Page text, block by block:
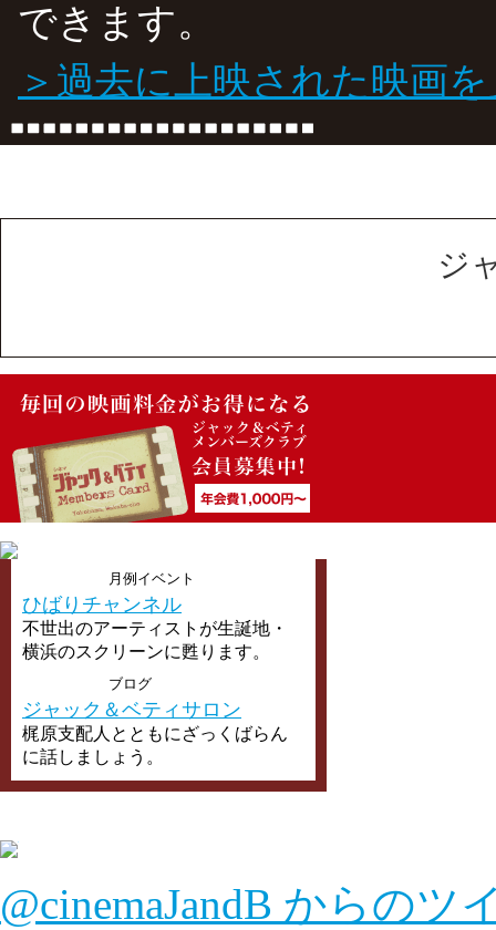
できます。
＞過去に上映された映画
ジ
月例イベント
ひばりチャンネル
不世出のアーティストが生誕地・
横浜のスクリーンに甦ります。
ブログ
ジャック＆ベティサロン
梶原支配人とともにざっくばらん
に話しましょう。
@cinemaJandB からのツ